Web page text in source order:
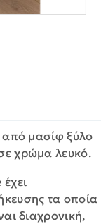
από μασίφ ξύλο
χρώμα λευκό.
τα οποία
διαχρονική,